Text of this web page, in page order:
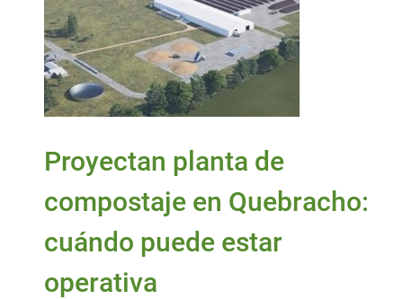
Proyectan planta de
compostaje en Quebracho:
cuándo puede estar
operativa